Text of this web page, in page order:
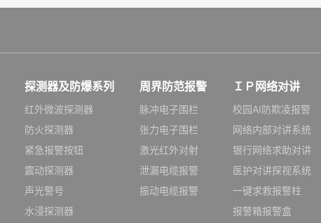
探测器及防爆系列
红外微波探测器
防火探测器
紧急报警按钮
震动探测器
声光警号
水浸探测器
周界防范报警
脉冲电子围栏
张力电子围栏
激光红外对射
泄漏电缆报警
振动电缆报警
ＩＰ网络对讲
校园AI防欺凌报警
网络内部对讲系统
银行网络求助对讲
医护对讲探视系统
一键求救报警柱
报警箱报警盒